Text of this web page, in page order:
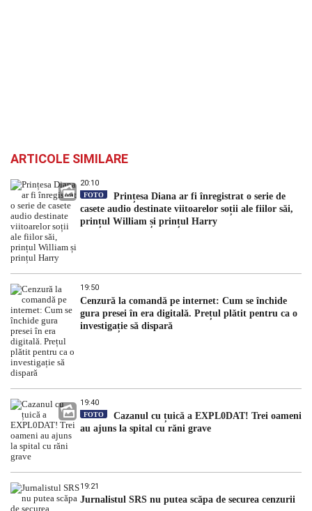
ARTICOLE SIMILARE
20:10
FOTO
Prințesa Diana ar fi înregistrat o serie de
casete audio destinate viitoarelor soții ale fiilor săi,
prințul William și prințul Harry
19:50
Cenzură la comandă pe internet: Cum se închide
gura presei în era digitală. Prețul plătit pentru ca o
investigație să dispară
19:40
FOTO
Cazanul cu țuică a EXPL0DAT! Trei oameni
au ajuns la spital cu răni grave
19:21
Jurnalistul SRS nu putea scăpa de securea cenzurii